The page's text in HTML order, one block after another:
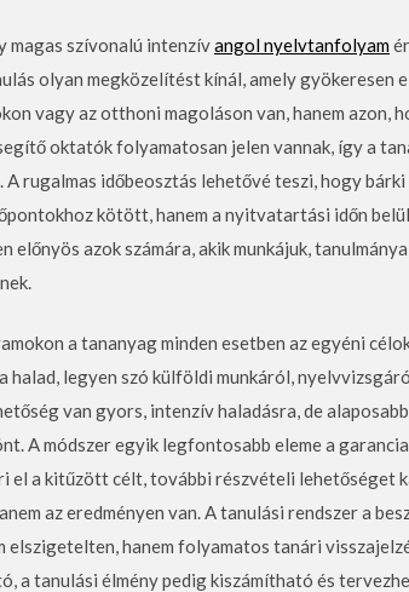
magas szívonalú intenzívangol nyelvtanfolyam
olyan megközelítést kínál, amely gyökeresen
vagy az otthoni magoláson van, hanem azon,
oktatók folyamatosan jelen vannak, így a
rugalmas időbeosztás lehetővé teszi, hogy
kötött, hanem a nyitvatartási időn
előnyös azok számára, akik munkájuk,
a tananyag minden esetben az egyéni
halad, legyen szó külföldi munkáról,
van gyors, intenzív haladásra, de
A módszer egyik legfontosabb eleme a
el a kitűzött célt, további részvételi lehetőséget
az eredményen van. A tanulási rendszer a
elszigetelten, hanem folyamatos tanári
a tanulási élmény pedig kiszámítható és